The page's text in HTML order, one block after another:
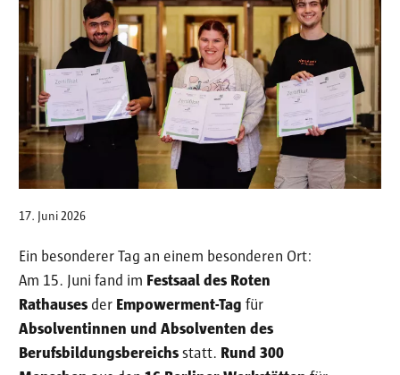
17. Juni 2026
Ein besonderer Tag an einem besonderen Ort:
Am 15. Juni fand im Festsaal des Roten
Rathauses der Empowerment-Tag für
Absolventinnen und Absolventen des
Berufsbildungsbereichs statt. Rund 300